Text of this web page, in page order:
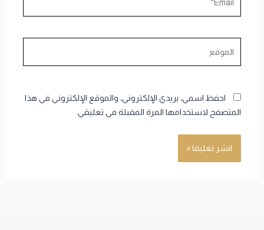
احفظ اسمي، بريدي الإلكتروني، والموقع الإلكتروني في هذا
المتصفح لاستخدامها المرة المقبلة في تعليقي.